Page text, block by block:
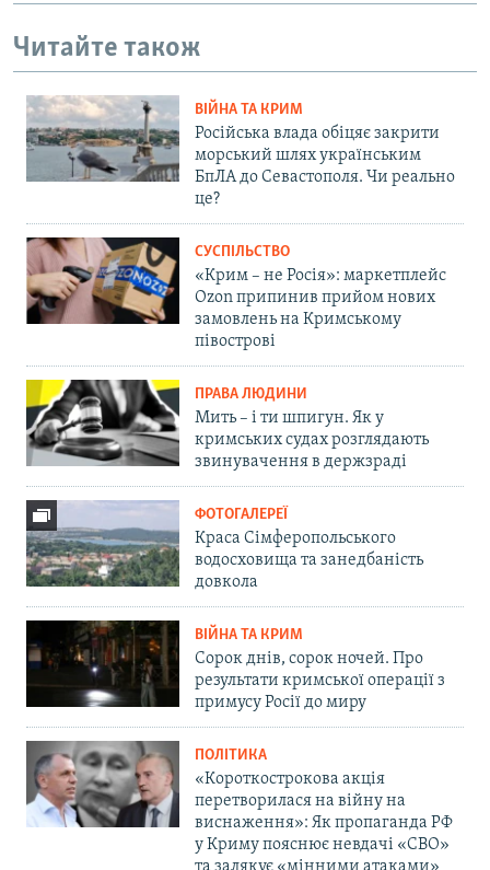
Читайте також
ВІЙНА ТА КРИМ
Російська влада обіцяє закрити
морський шлях українським
БпЛА до Севастополя. Чи реально
це?
СУСПІЛЬСТВО
«Крим – не Росія»: маркетплейс
Ozon припинив прийом нових
замовлень на Кримському
півострові
ПРАВА ЛЮДИНИ
Мить – і ти шпигун. Як у
кримських судах розглядають
звинувачення в держзраді
ФОТОГАЛЕРЕЇ
Краса Сімферопольського
водосховища та занедбаність
довкола
ВІЙНА ТА КРИМ
Сорок днів, сорок ночей. Про
результати кримської операції з
примусу Росії до миру
ПОЛІТИКА
«Короткострокова акція
перетворилася на війну на
виснаження»: Як пропаганда РФ
у Криму пояснює невдачі «СВО»